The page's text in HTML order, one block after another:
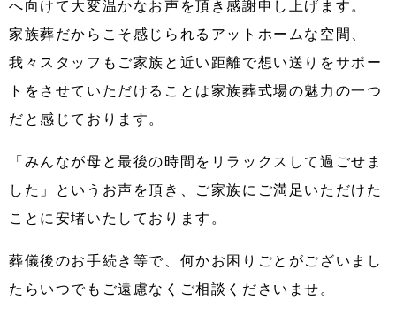
へ向けて大変温かなお声を頂き感謝申し上げます。
家族葬だからこそ感じられるアットホームな空間、
我々スタッフもご家族と近い距離で想い送りをサポー
トをさせていただけることは家族葬式場の魅力の一つ
だと感じております。
「みんなが母と最後の時間をリラックスして過ごせま
した」というお声を頂き、ご家族にご満足いただけた
ことに安堵いたしております。
葬儀後のお手続き等で、何かお困りごとがございまし
たらいつでもご遠慮なくご相談くださいませ。